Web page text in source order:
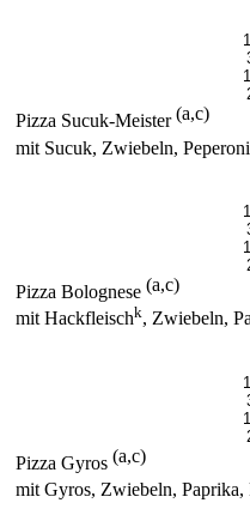
Pizza Sucuk-Meister (a,c)
mit Sucuk, Zwiebeln,
Pizza Bolognese (a,c)
mit Hackfleischk, Zwiebeln,
Pizza Gyros (a,c)
mit Gyros, Zwiebeln, Paprika,